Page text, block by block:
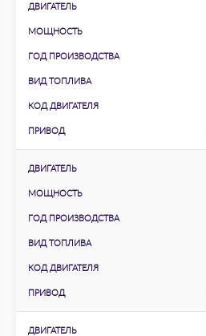
ДВИГАТЕЛЬ
МОЩНОСТЬ
ГОД ПРОИЗВОДСТВА
ВИД ТОПЛИВА
КОД ДВИГАТЕЛЯ
ПРИВОД
ДВИГАТЕЛЬ
МОЩНОСТЬ
ГОД ПРОИЗВОДСТВА
ВИД ТОПЛИВА
КОД ДВИГАТЕЛЯ
ПРИВОД
ДВИГАТЕЛЬ